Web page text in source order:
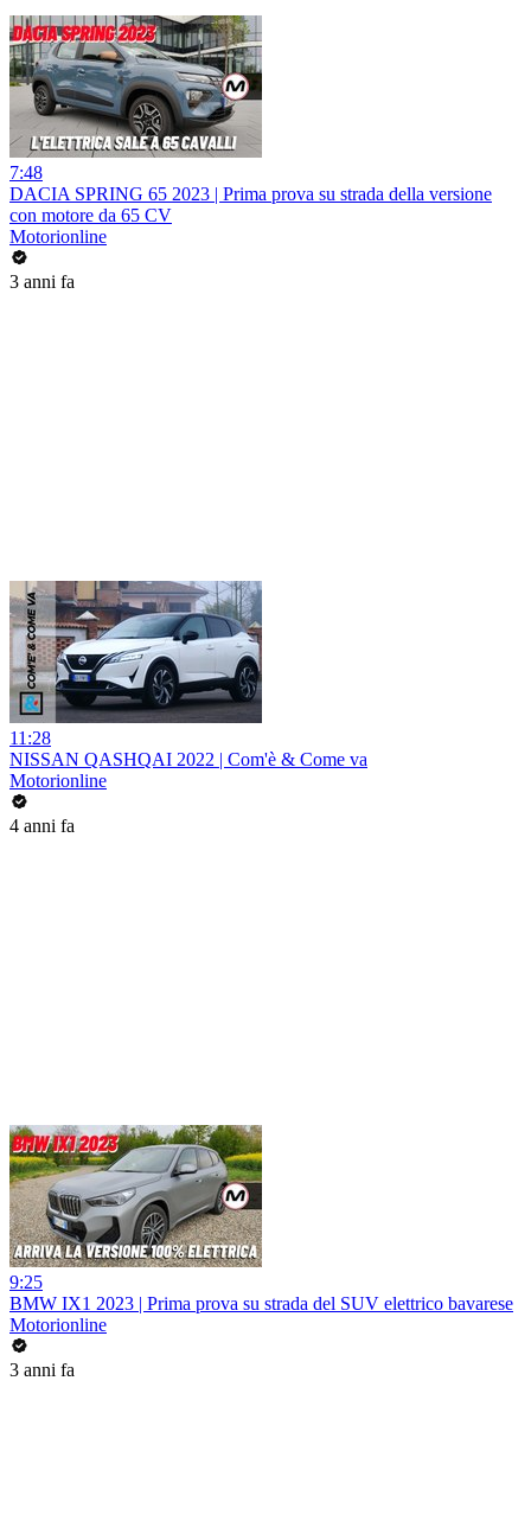
7:48
DACIA SPRING 65 2023 | Prima prova su strada della versione
con motore da 65 CV
Motorionline
3 anni fa
11:28
NISSAN QASHQAI 2022 | Com'è & Come va
Motorionline
4 anni fa
9:25
BMW IX1 2023 | Prima prova su strada del SUV elettrico bavarese
Motorionline
3 anni fa